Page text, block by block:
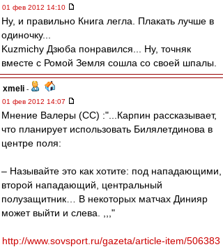
01 фев 2012 14:10
Ну, и правильно Книга легла. Плакать лучше в
одиночку...
Kuzmichу Дзюба понравился... Ну, точняк
вместе с Ромой Земля сошла со своей шпалы.
xmeli -
01 фев 2012 14:07
Мнение Валеры (СС) :"...Карпин рассказывает,
что планирует использовать Билялетдинова в
центре поля:
– Называйте это как хотите: под нападающими,
второй нападающий, центральный
полузащитник… В некоторых матчах Динияр
может выйти и слева. ,,,"
http://www.sovsport.ru/gazeta/article-item/506383